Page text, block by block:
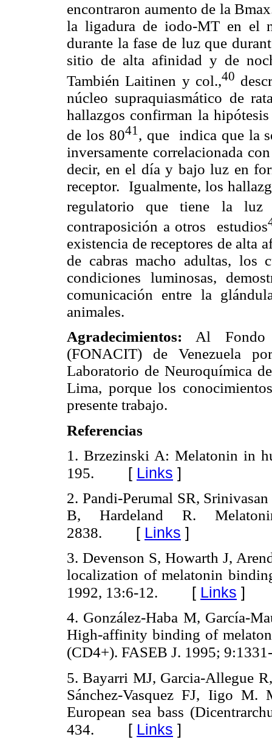
encontraron aumento de la
la ligadura de iodo-MT en el
durante la fase de luz que
sitio de alta afinidad y de
También Laitinen y col.,40
núcleo supraquiasmático de
hallazgos confirman la
de los 8041 , que
indica que la
inversamente correlacionada
decir, en el día y bajo luz en
receptor.
Igualmente, los
regulatorio que tiene la luz
contraposición a otros
estudios
existencia de receptores de alta
de cabras macho adultas, los
condiciones luminosas,
comunicación entre la
animales.
Agradecimientos: Al Fondo
(FONACIT) de Venezuela
Laboratorio de Neuroquímica
Lima, porque los
presente trabajo.
Referencias
1. Brzezinski A: Melatonin in
195. [ Links ]
2. Pandi-Perumal SR,
B, Hardeland R.
2838. [ Links ]
3. Devenson S, Howarth J,
localization of melatonin
1992, 13:6-12. [ Links ]
4. González-Haba M, García-
High-affinity binding of
(CD4+). FASEB J. 1995;
5. Bayarri MJ, Garcia-Allegue
Sánchez-Vasquez FJ, Iigo
European sea bass
434. [ Links ]